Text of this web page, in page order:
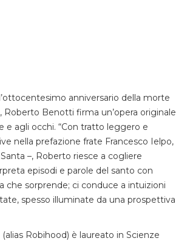
anniversario della morte
Roberto Benotti firma un’opera originale
e agli occhi. “Con tratto leggero e
nella prefazione frate Francesco Ielpo,
–, Roberto riesce a cogliere
episodi e parole del santo con
che sorprende; ci conduce a intuizioni
spesso illuminate da una prospettiva
Robihood) è laureato in Scienze